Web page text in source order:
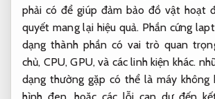
phải có để giúp đảm bảo đồ vật hoạt
quyết mang lại hiệu quả. Phần cứng
dạng thành phần có vai trò quan
chủ, CPU, GPU, và các linh kiện khác.
dạng thường gặp có thể là máy không